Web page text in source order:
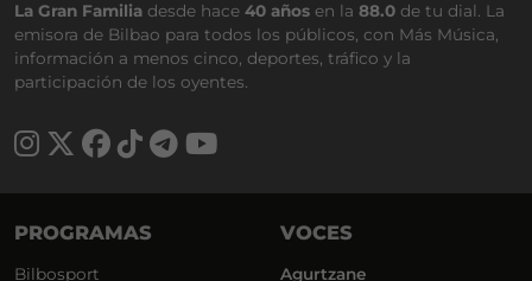
La Gran Familia desde hace 40 años en la 88.0 de tu dial. La
emisora de Bilbao para todos los públicos, con Más Música,
información a menos cinco, deportes, tráfico y la
participación de los oyentes.
PROGRAMAS
Bilbosport
VOCES
Agurtzane